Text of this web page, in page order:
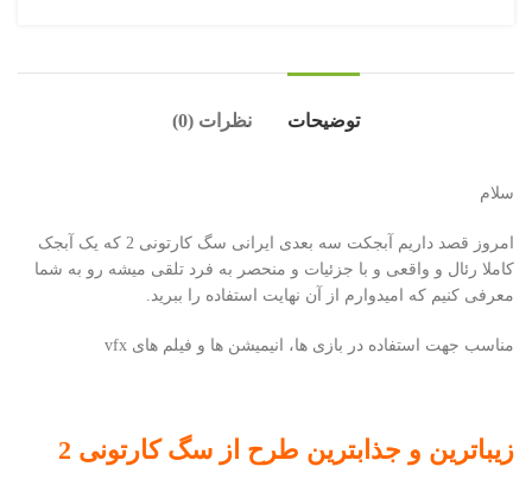
توضیحات نظرات (0)
سلام
امروز قصد داریم آبجکت سه بعدی ایرانی سگ کارتونی 2 که یک آبجک
کاملا رئال و واقعی و با جزئیات و منحصر به فرد تلقی میشه رو به شما
معرفی کنیم که امیدوارم از آن نهایت استفاده را ببرید.
مناسب جهت استفاده در بازی ها، انیمیشن ها و فیلم های vfx
زیباترین و جذابترین طرح از سگ کارتونی 2